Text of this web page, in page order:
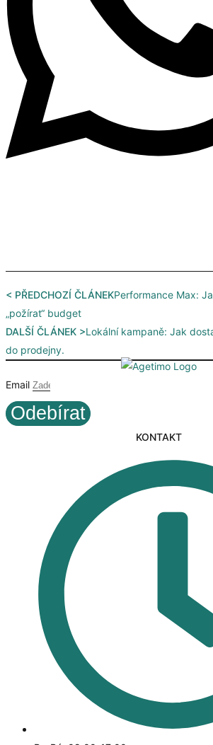
< PŘEDCHOZÍ ČLÁNEKPerformance Max:
„požírat“ budget
DALŠÍ ČLÁNEK >Lokální kampaně: Jak
do prodejny.
Email
Odebírat
KONTAKT